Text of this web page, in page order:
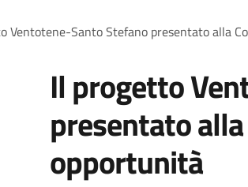
Ventotene-Santo Stefano presentato alla
Il progetto
presentato
opportunità